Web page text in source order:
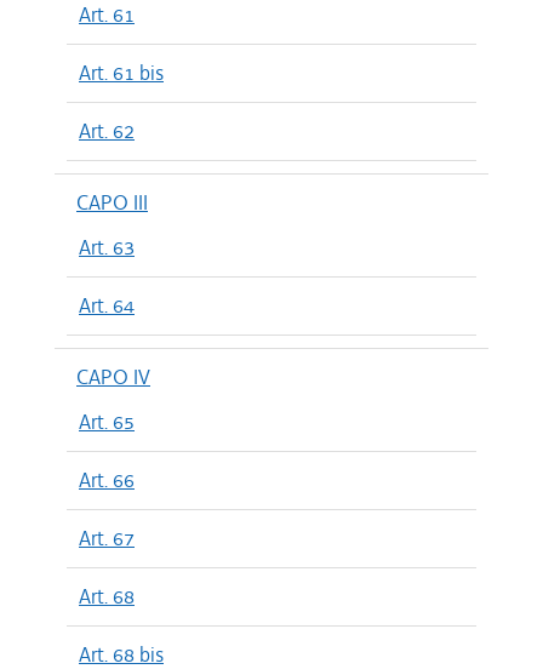
Art. 61
Art. 61 bis
Art. 62
CAPO III
Art. 63
Art. 64
CAPO IV
Art. 65
Art. 66
Art. 67
Art. 68
Art. 68 bis